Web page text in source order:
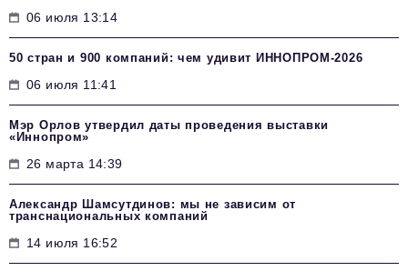
06 июля 13:14
50 стран и 900 компаний: чем удивит ИННОПРОМ‑2026
06 июля 11:41
Мэр Орлов утвердил даты проведения выставки
«Иннопром»
26 марта 14:39
Александр Шамсутдинов: мы не зависим от
транснациональных компаний
14 июля 16:52